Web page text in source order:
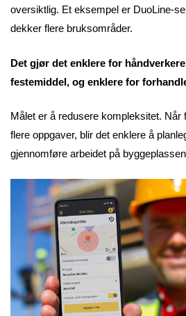
oversiktlig. Et eksempel er DuoLine-
dekker flere bruksområder.
Det gjør det enklere for
festemiddel, og enklere for
Målet er å redusere kompleksitet.
flere oppgaver, blir det enklere å
gjennomføre arbeidet på